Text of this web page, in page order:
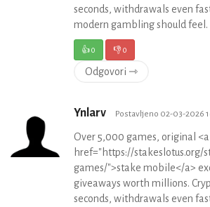
seconds, withdrawals even
modern gambling should feel.
👍0 👎0
Odgovori ⇾
Ynlarv Postavljeno 02-03-2026
Over 5,000 games, original <a
href="https://stakeslotus.org/
games/">stake mobile</a>
giveaways worth millions.
seconds, withdrawals even